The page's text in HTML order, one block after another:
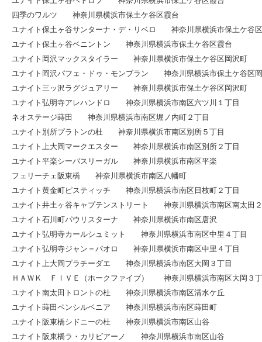
四季のワルツ 神奈川県横浜市保土ケ谷区霞台
ユナイト保土ヶ谷サンターナ・デ・リベロ 神奈川県横浜市保土ケ谷
ユナイト保土ヶ谷ベニントン 神奈川県横浜市保土ケ谷区霞台
ユナイト岡沢マックスタイラー 神奈川県横浜市保土ケ谷区岡沢町
ユナイト岡沢パフェ・ドゥ・モンブラン 神奈川県横浜市保土ケ谷区
ユナイト三ッ沢ラグジュアリー 神奈川県横浜市保土ケ谷区岡沢町
ユナイト弘明寺アレハンドロ 神奈川県横浜市南区六ツ川１丁目
ネオステージ蒔田 神奈川県横浜市南区堀ノ内町２丁目
ユナイト別所プラトンの杜 神奈川県横浜市南区別所５丁目
ユナイト上大岡マークエスター 神奈川県横浜市南区別所２丁目
ユナイト平楽シーバスリーガル 神奈川県横浜市南区平楽
フェリーチェ阪東橋 神奈川県横浜市南区八幡町
ユナイト黄金町ピスティッチ 神奈川県横浜市南区日枝町２丁目
ユナイト井土ヶ谷キャプテンストリート 神奈川県横浜市南区南太田
ユナイト石川町パウリスターナ 神奈川県横浜市南区唐沢
ユナイト弘明寺カールシュミット 神奈川県横浜市南区中里４丁目
ユナイト弘明寺ジャン＝パオロ 神奈川県横浜市南区中里４丁目
ユナイト上大岡プラチーダエ 神奈川県横浜市南区大岡３丁目
ＨＡＷＫ ＦＩＶＥ（ホークファイブ） 神奈川県横浜市南区大岡３
ユナイト南太田トロントの杜 神奈川県横浜市南区清水ケ丘
ユナイト蒔田ペンシルベニア 神奈川県横浜市南区蒔田町
ユナイト阪東橋シドニーの杜 神奈川県横浜市南区山谷
ユナイト阪東橋ラ・カリビアーノ 神奈川県横浜市南区山谷